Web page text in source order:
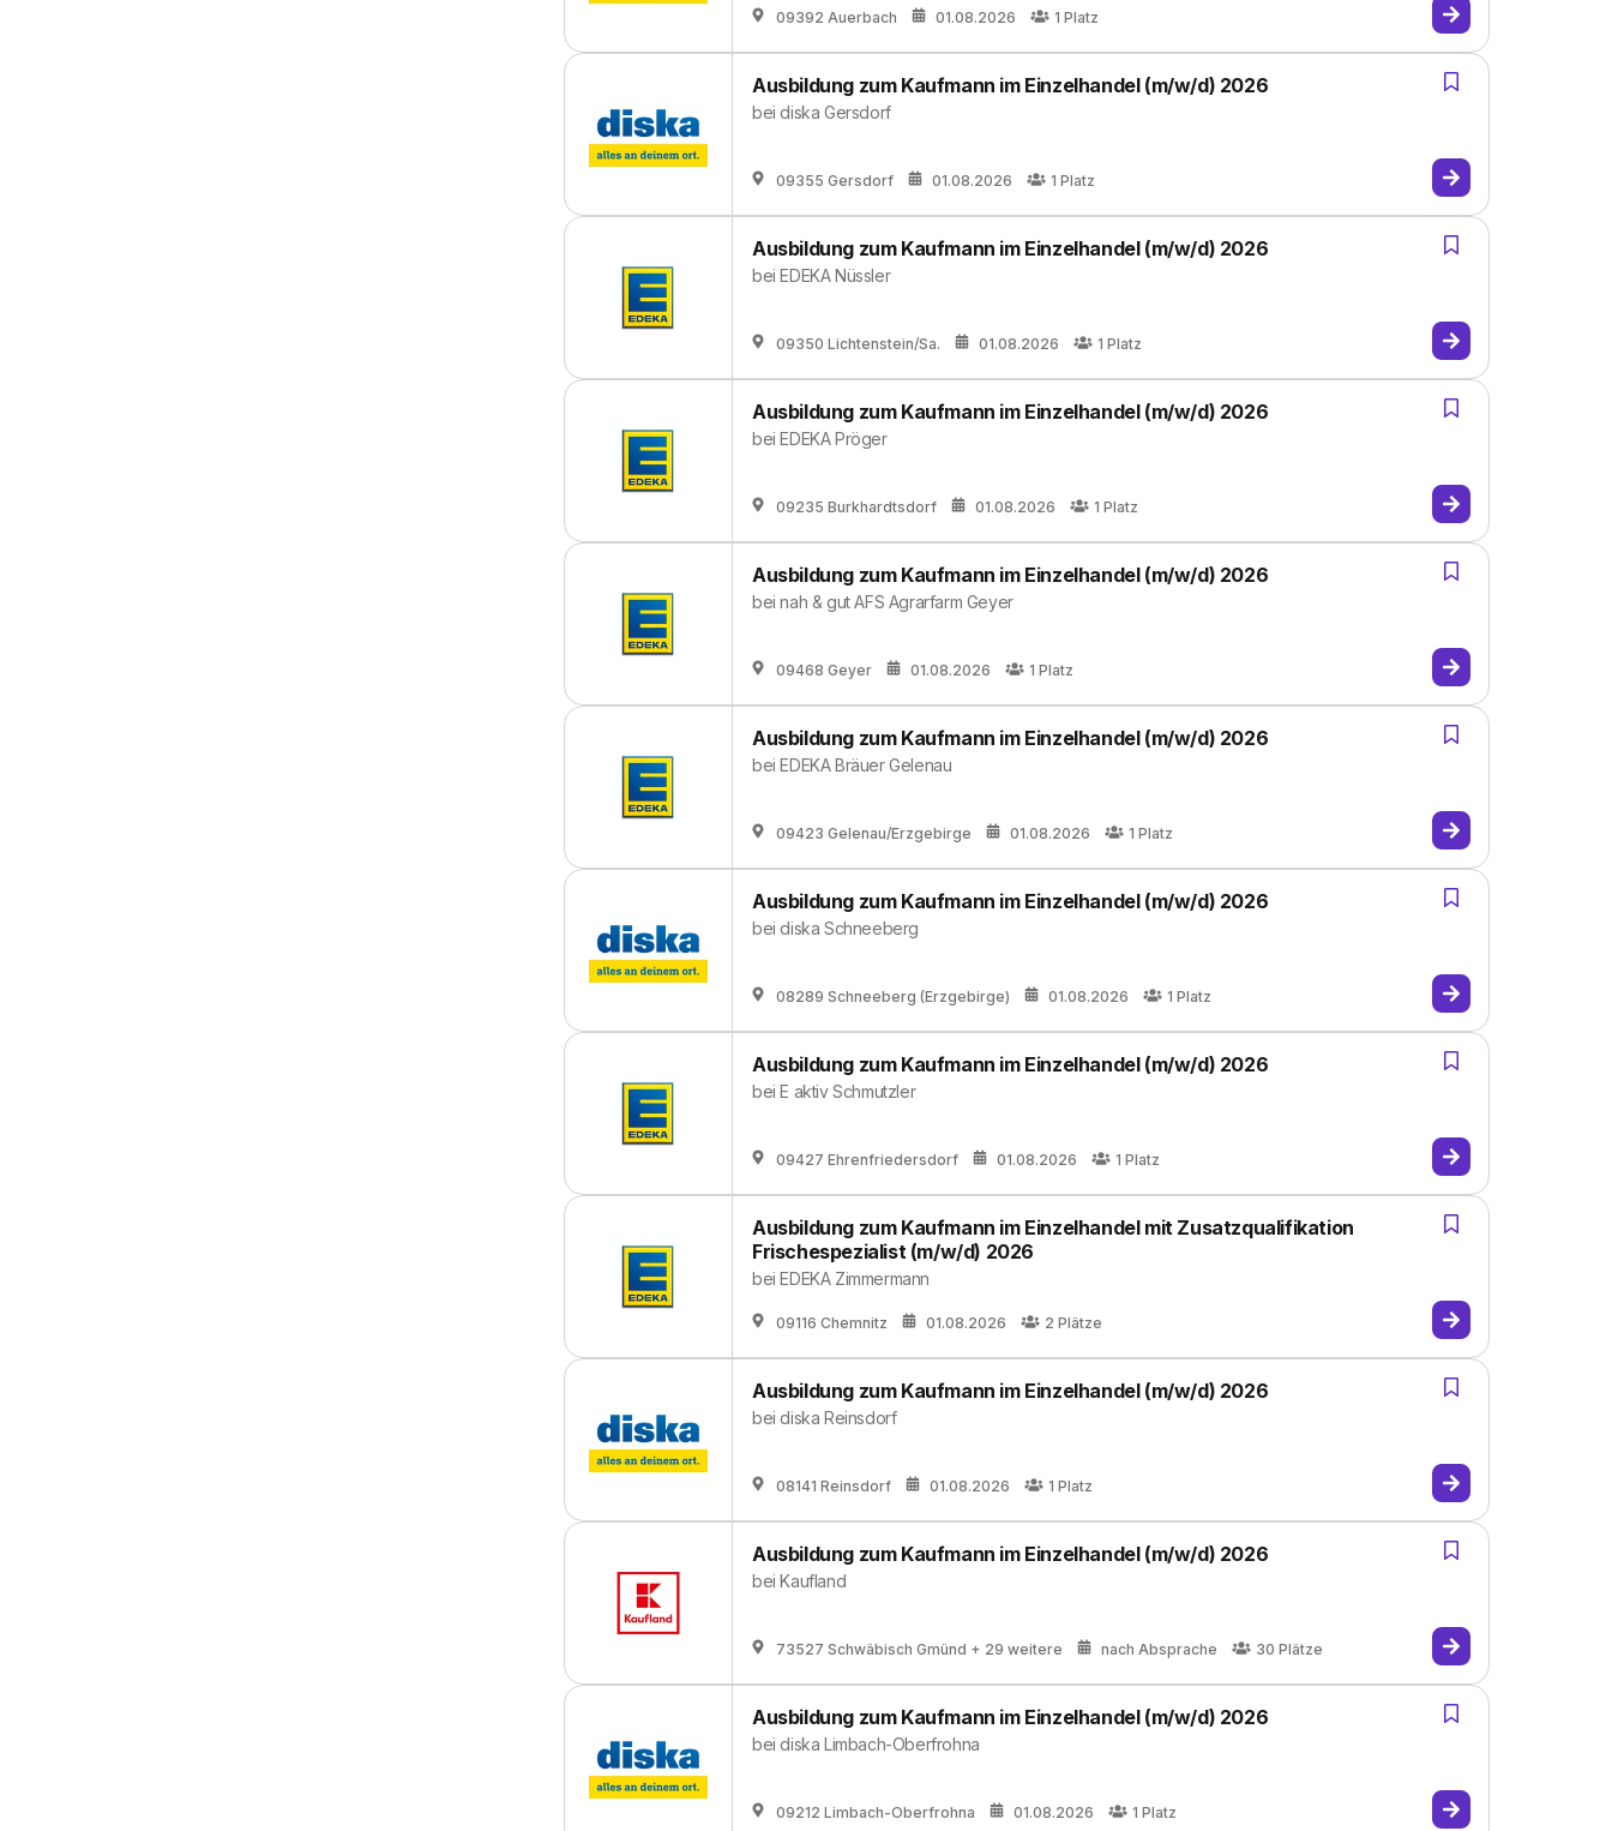
09392 Auerbach 01.08.2026 1 Platz
Ausbildung zum Kaufmann im Einzelhandel (m/w/d) 2026
beidiska Gersdorf
09355 Gersdorf 01.08.2026 1 Platz
Ausbildung zum Kaufmann im Einzelhandel (m/w/d) 2026
beiEDEKA Nüssler
09350 Lichtenstein/Sa. 01.08.2026 1 Platz
Ausbildung zum Kaufmann im Einzelhandel (m/w/d) 2026
beiEDEKA Pröger
09235 Burkhardtsdorf 01.08.2026 1 Platz
Ausbildung zum Kaufmann im Einzelhandel (m/w/d) 2026
beinah & gut AFS Agrarfarm Geyer
09468 Geyer 01.08.2026 1 Platz
Ausbildung zum Kaufmann im Einzelhandel (m/w/d) 2026
beiEDEKA Bräuer Gelenau
09423 Gelenau/Erzgebirge 01.08.2026 1 Platz
Ausbildung zum Kaufmann im Einzelhandel (m/w/d) 2026
beidiska Schneeberg
08289 Schneeberg (Erzgebirge) 01.08.2026 1 Platz
Ausbildung zum Kaufmann im Einzelhandel (m/w/d) 2026
beiE aktiv Schmutzler
09427 Ehrenfriedersdorf 01.08.2026 1 Platz
Ausbildung zum Kaufmann im Einzelhandel mit Zusatzqualifikation
Frischespezialist (m/w/d) 2026
beiEDEKA Zimmermann
09116 Chemnitz 01.08.2026 2 Plätze
Ausbildung zum Kaufmann im Einzelhandel (m/w/d) 2026
beidiska Reinsdorf
08141 Reinsdorf 01.08.2026 1 Platz
Ausbildung zum Kaufmann im Einzelhandel (m/w/d) 2026
beiKaufland
73527 Schwäbisch Gmünd + 29 weitere nach Absprache 30 Plätze
Ausbildung zum Kaufmann im Einzelhandel (m/w/d) 2026
beidiska Limbach-Oberfrohna
09212 Limbach-Oberfrohna 01.08.2026 1 Platz